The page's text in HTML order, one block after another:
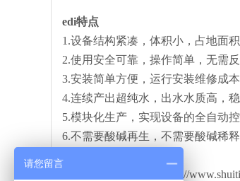
edi特点
1.设备结构紧凑，体积小，占地面
2.使用安全可靠，操作简单，无需
3.安装简单方便，运行安装维修成本
4.连续产出超纯水，出水水质高，
5.模块化生产，实现设备的全自动控
6.不需要酸碱再生，不需要酸碱稀
本文由水天蓝环保（http://
请您留言